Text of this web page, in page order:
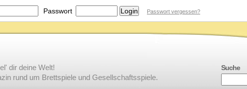
Passwort Passwort vergessen?
Suche
dir deine Welt!
rund um Brettspiele und Gesellschaftsspiele.